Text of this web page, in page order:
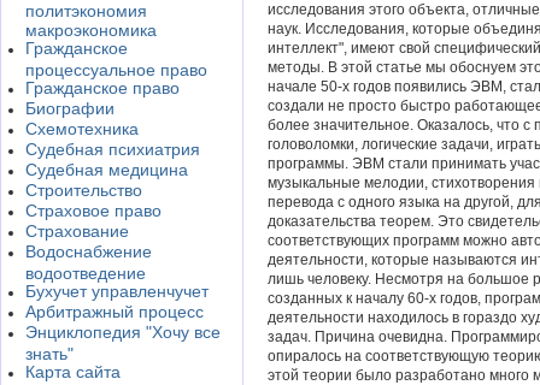
политэкономия
макроэкономика
Гражданское
процессуальное право
Гражданское право
Биографии
Схемотехника
Судебная психиатрия
Судебная медицина
Строительство
Страховое право
Страхование
Водоснабжение
водоотведение
Бухучет управленчучет
Арбитражный процесс
Энциклопедия "Хочу все
знать"
Карта сайта
исследования этого объекта,
наук. Исследования, которые
интеллект", имеют свой
методы. В этой статье мы обоснуем
начале 50-х годов появились ЭВМ,
создали не просто быстро
более значительное. Оказалось,
головоломки, логические задачи,
программы. ЭВМ стали принимать
музыкальные мелодии,
перевода с одного языка на другой,
доказательства теорем. Это
соответствующих программ можно
деятельности, которые называются
лишь человеку. Несмотря на большое
созданных к началу 60-х годов,
деятельности находилось в гораздо
задач. Причина очевидна.
опиралось на соответствующую
этой теории было разработано